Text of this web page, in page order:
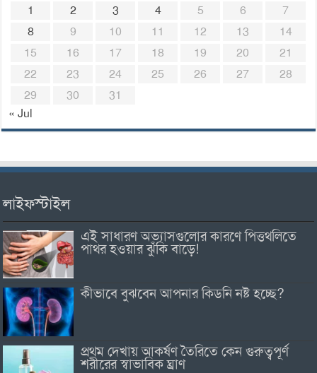
1
2 3 4 5 6
7
8
9 10 11 12 13
14
15
16 17 18 19 20
21
22
23 24 25 26 27
28
29
30
31
« Jul
লাইফস্টাইল
এই সাধারণ অভ্যাসগুলোর কারণে পিত্তথলিতে
পাথর হওয়ার ঝুঁকি বাড়ে!
কীভাবে বুঝবেন আপনার কিডনি নষ্ট হচ্ছে?
প্রথম দেখায় আকর্ষণ তৈরিতে কেন গুরুত্বপূর্ণ
শরীরের স্বাভাবিক ঘ্রাণ